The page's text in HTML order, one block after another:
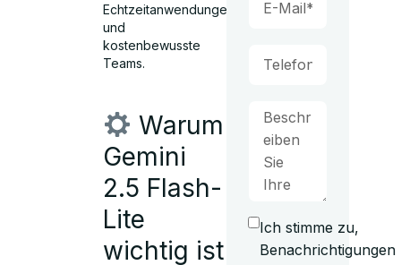
Echtzeitanwendungen
und
kostenbewusste
Teams.
Warum
Gemini
2.5 Flash-
Lite
wichtig ist
Ich stimme zu,
Benachrichtigungen